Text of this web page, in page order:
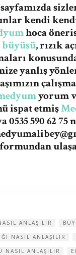
kendi
hoca
, rızık
yanlış
yorum
ispat etmiş
0535 590 62 75
formundan
ANLAŞILIR
NASIL ANLAŞILIR
NASIL ANLAŞILIR